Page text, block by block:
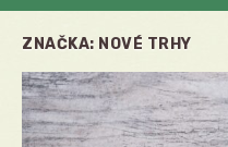
ZNAČKA: NOVÉ TRHY